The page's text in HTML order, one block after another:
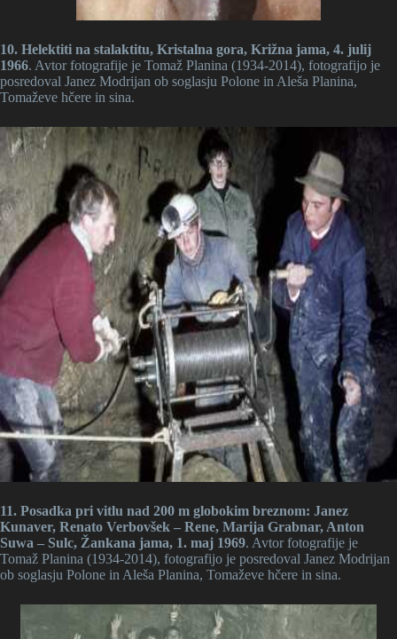
10. Helektiti na stalaktitu, Kristalna gora, Križna jama, 4. julij
1966. Avtor fotografije je Tomaž Planina (1934-2014), fotografijo je
posredoval Janez Modrijan ob soglasju Polone in Aleša Planina,
Tomaževe hčere in sina.
11. Posadka pri vitlu nad 200 m globokim breznom: Janez
Kunaver, Renato Verbovšek – Rene, Marija Grabnar, Anton
Suwa – Sulc, Žankana jama, 1. maj 1969. Avtor fotografije je
Tomaž Planina (1934-2014), fotografijo je posredoval Janez Modrijan
ob soglasju Polone in Aleša Planina, Tomaževe hčere in sina.